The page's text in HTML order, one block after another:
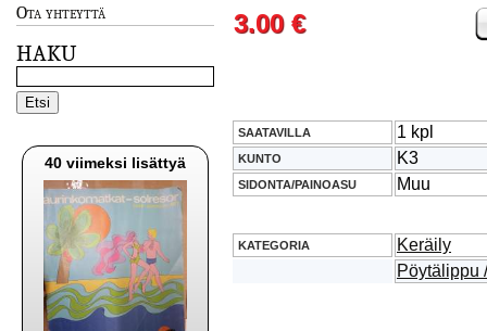
Ota yhteyttä
HAKU
40 viimeksi lisättyä
3.00 €
SAATAVILLA 1 kpl
KUNTO K3
SIDONTA/PAINOASU Muu
KATEGORIA
Keräily
Pöytälippu